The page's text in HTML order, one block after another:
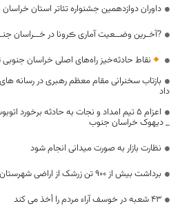
داوران دوازدهمین جشنواره تئاتر استان
?آخـرین وضــعیت آماری ڪرونا در خــراسان
نقاط حادثه‌خیز راه‌های اصلی خراسان
بازتاب سخنرانی مقام معظم رهبری در رسانه
داد
اعزام ۵ تیم امداد و نجات به حادثه برخورد
_ دیهوک خراسان جنوب
نظارت بازار به صورت میدانی انجام شود
برداشت بیش از ۹۰۰ تن زرشک از اراضی شهرستان نهبندان
۴۳ شعبه در خوسف آراء مردم را أخذ می کند